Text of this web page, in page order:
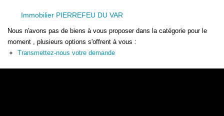
Immobilier PIERREFEU DU VAR
Nous n'avons pas de biens à vous proposer dans la catégorie pour le
moment , plusieurs options s'offrent à vous :
Transmettez-nous votre demande